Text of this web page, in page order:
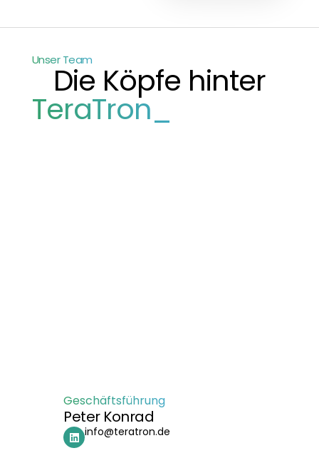
Unser Team
Die Köpfe hinter
TeraTron_
Geschäftsführung
Peter Konrad
info@teratron.de